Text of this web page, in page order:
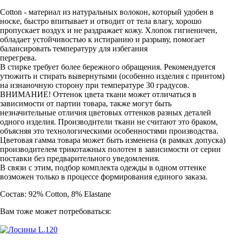
Cotton - материал из натуральных волокон, который удобен в
носке, быстро впитывает и отводит от тела влагу, хорошо
пропускает воздух и не раздражает кожу. Хлопок гигиеничен,
обладает устойчивостью к истиранию и разрыву, помогает
балансировать температуру для избегания
перегрева.
В стирке требует более бережного обращения. Рекомендуется
утюжить и стирать вывернутыми (особенно изделия с принтом)
на изнаночную сторону при температуре 30 градусов.
ВНИМАНИЕ! Оттенок цвета ткани может отличаться в
зависимости от партии товара, также могут быть
незначительные отличия цветовых оттенков разных деталей
одного изделия. Производители ткани не считают это браком,
объясняя это технологическими особенностями производства.
Цветовая гамма товара может быть изменена (в рамках допуска)
производителем трикотажных полотен в зависимости от серии
поставки без предварительного уведомления.
В связи с этим, подбор комплекта одежды в одном оттенке
возможен только в процессе формирования единого заказа.
Состав: 92% Cotton, 8% Elastane
Вам тоже может потребоваться: